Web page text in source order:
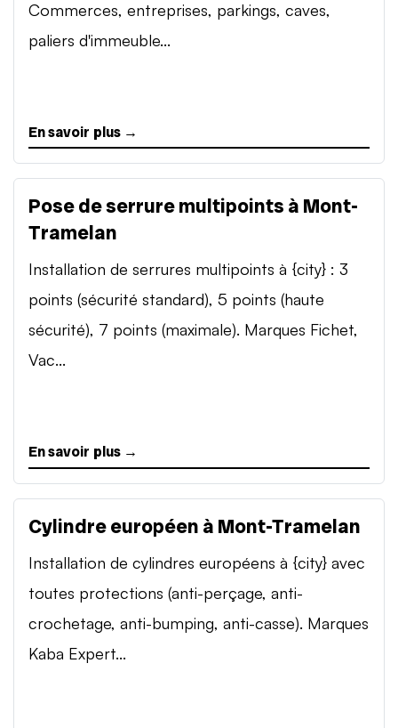
Commerces, entreprises, parkings, caves,
paliers d'immeuble...
En savoir plus →
Pose de serrure multipoints à Mont-
Tramelan
Installation de serrures multipoints à {city} : 3
points (sécurité standard), 5 points (haute
sécurité), 7 points (maximale). Marques Fichet,
Vac...
En savoir plus →
Cylindre européen à Mont-Tramelan
Installation de cylindres européens à {city} avec
toutes protections (anti-perçage, anti-
crochetage, anti-bumping, anti-casse). Marques
Kaba Expert...